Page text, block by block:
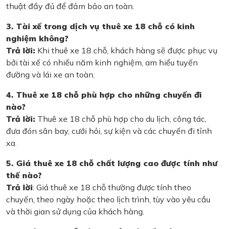
thuật đầy đủ để đảm bảo an toàn.
3. Tài xế trong dịch vụ thuê xe 18 chỗ có kinh
nghiệm không?
Trả lời: Khi thuê xe 18 chỗ, khách hàng sẽ được phục vụ
bởi tài xế có nhiều năm kinh nghiệm, am hiểu tuyến
đường và lái xe an toàn.
4. Thuê xe 18 chỗ phù hợp cho những chuyến đi
nào?
Trả lời: Thuê xe 18 chỗ phù hợp cho du lịch, công tác,
đưa đón sân bay, cưới hỏi, sự kiện và các chuyến đi tỉnh
xa.
5. Giá thuê xe 18 chỗ chất lượng cao được tính như
thế nào?
Trả lời: Giá thuê xe 18 chỗ thường được tính theo
chuyến, theo ngày hoặc theo lịch trình, tùy vào yêu cầu
và thời gian sử dụng của khách hàng.